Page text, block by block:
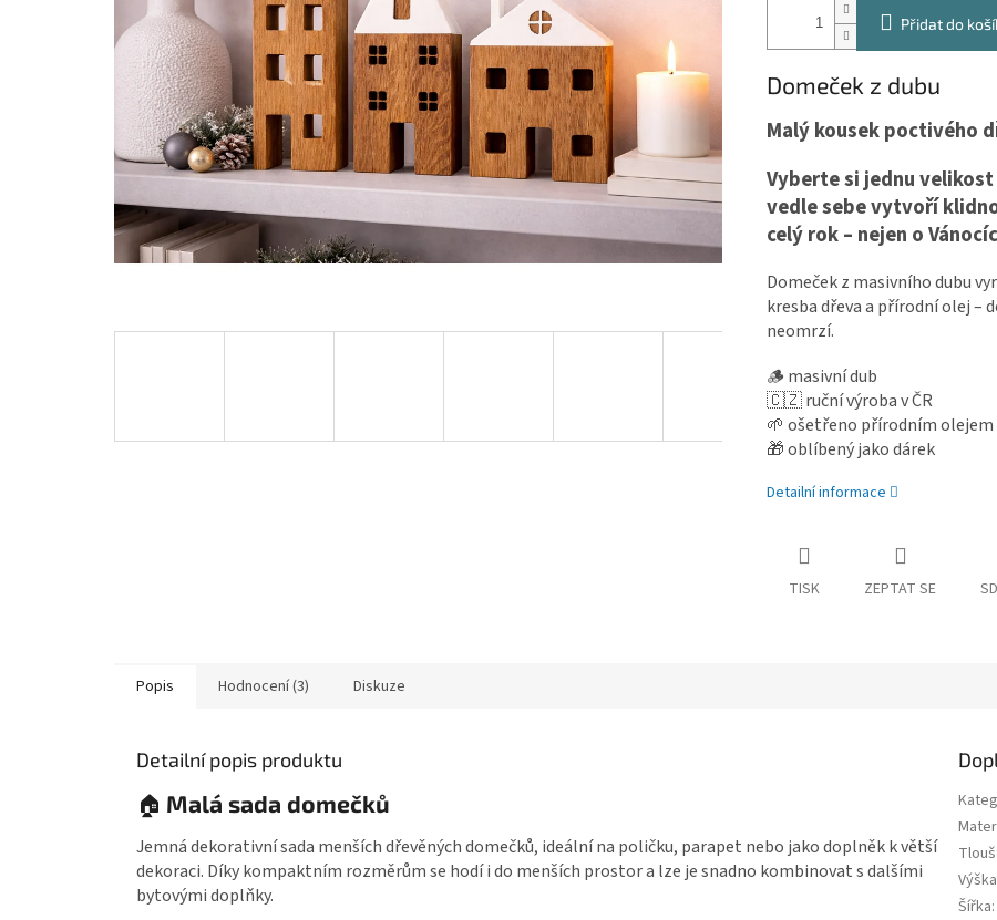
Přidat do
Domeček z dubu
Malý kousek poctivého
Vyberte si jednu
vedle sebe vytvoří
celý rok – nejen o
Domeček z masivního dubu
kresba dřeva a přírodní olej –
neomrzí.
🪵 masivní dub
🇨🇿 ruční výroba v ČR
🌱 ošetřeno přírodním olejem
🎁 oblíbený jako dárek
Detailní informace
TISK ZEPTAT SE
Popis Hodnocení (3) Diskuze
Detailní popis produktu
🏠 Malá sada domečků
Jemná dekorativní sada menších dřevěných domečků, ideální na poličku, parapet nebo jako doplněk k větší
dekoraci. Díky kompaktním rozměrům se hodí i do menších prostor a lze je snadno kombinovat s dalšími
bytovými doplňky.
Výška
Šířka: